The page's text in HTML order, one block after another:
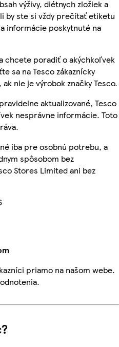
výživy, diétnych zložiek a
by ste si vždy prečítať etiketu
informácie poskytnuté na
chcete poradiť o akýchkoľvek
sa na Tesco zákaznícky
nie je výrobok značky Tesco.
aktualizované, Tesco
nesprávne informácie. Toto
iba pre osobnú potrebu, a
spôsobom bez
Stores Limited ani bez
priamo na našom webe.